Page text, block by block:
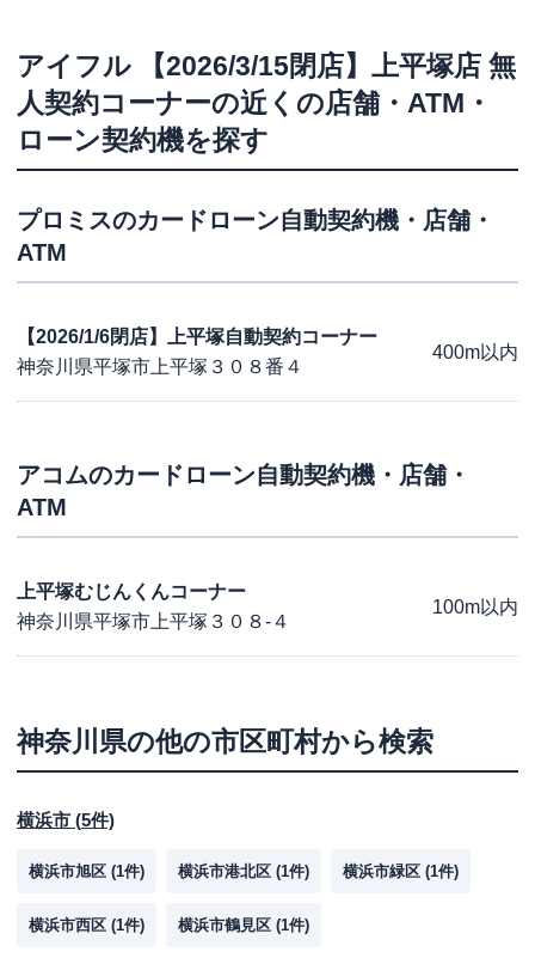
アイフル
【2026/3/15閉店】上平塚店 無
人契約コーナーの近くの店舗・ATM・
ローン契約機を探す
プロミスのカードローン自動契約機・店舗・
ATM
【2026/1/6閉店】上平塚自動契約コーナー
神奈川県平塚市上平塚３０８番４
400m以内
アコムのカードローン自動契約機・店舗・
ATM
上平塚むじんくんコーナー
神奈川県平塚市上平塚３０８-４
100m以内
神奈川県の他の市区町村から検索
横浜市 (5件)
横浜市旭区 (1件) 横浜市港北区 (1件) 横浜市緑区 (1件)
横浜市西区 (1件) 横浜市鶴見区 (1件)